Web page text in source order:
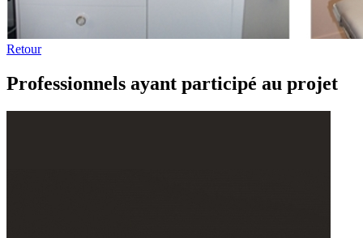
Retour
Professionnels ayant participé au projet